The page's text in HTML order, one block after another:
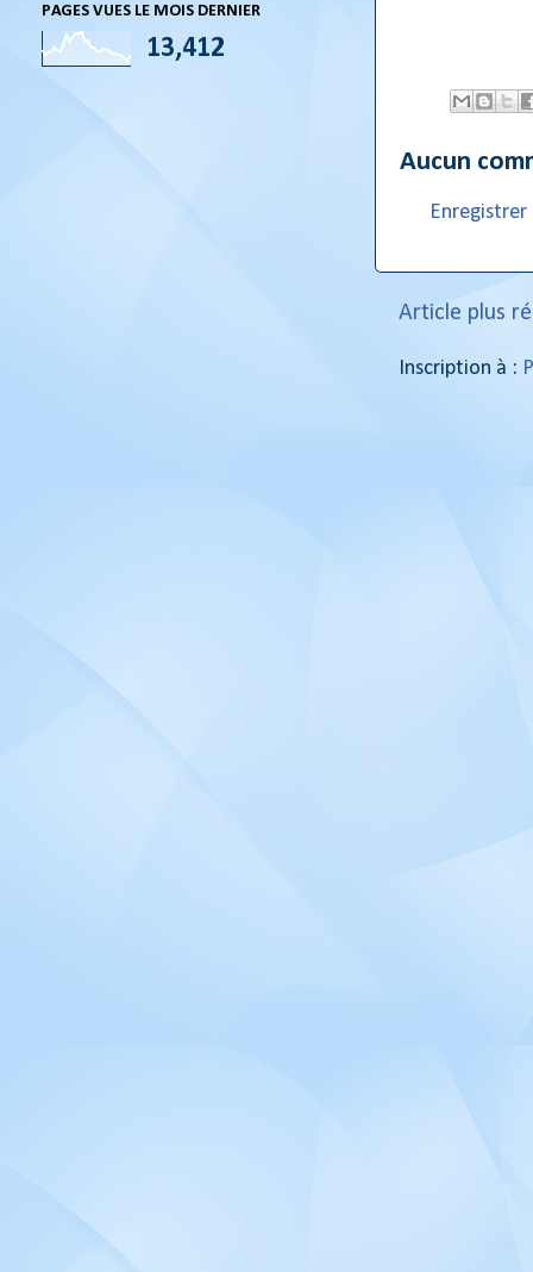
Aucun
Article plus
Inscription à :
PAGES VUES LE MOIS DERNIER
13,412